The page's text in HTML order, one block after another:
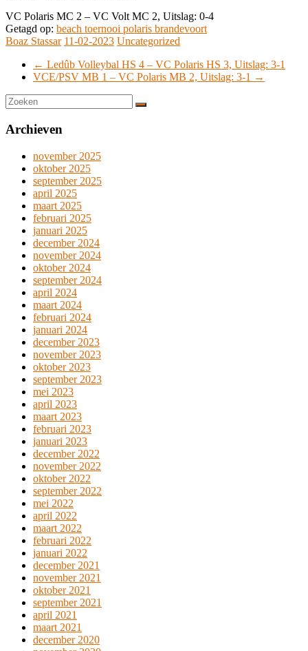
VC Polaris MC 2 – VC Volt MC 2, Uitslag: 0-4
Getagd op: beach toernooi polaris brandevoort
Boaz Stassar 11-02-2023 Uncategorized
← Ledûb Volleybal HS 4 – VC Polaris HS 3, Uitslag: 3-1
VCE/PSV MB 1 – VC Polaris MB 2, Uitslag: 3-1 →
Archieven
november 2025
oktober 2025
september 2025
april 2025
maart 2025
februari 2025
januari 2025
december 2024
november 2024
oktober 2024
september 2024
april 2024
maart 2024
februari 2024
januari 2024
december 2023
november 2023
oktober 2023
september 2023
mei 2023
april 2023
maart 2023
februari 2023
januari 2023
december 2022
november 2022
oktober 2022
september 2022
mei 2022
april 2022
maart 2022
februari 2022
januari 2022
december 2021
november 2021
oktober 2021
september 2021
april 2021
maart 2021
december 2020